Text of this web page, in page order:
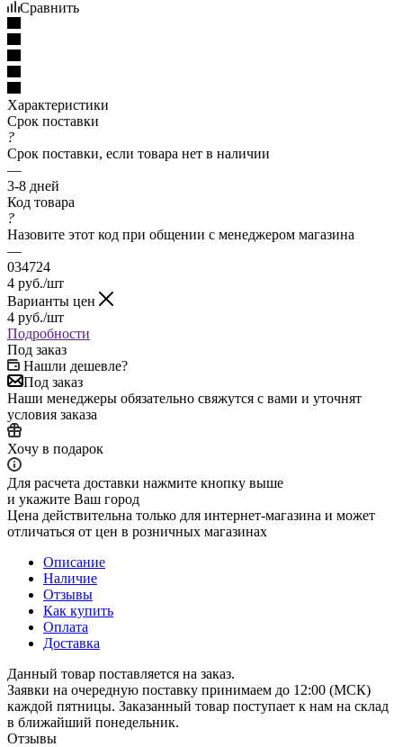
Сравнить
Характеристики
Срок поставки
?
Срок поставки, если товара нет в наличии
—
3-8 дней
Код товара
?
Назовите этот код при общении с менеджером магазина
—
034724
4 руб./шт
Варианты цен
4 руб./шт
Подробности
Под заказ
Нашли дешевле?
Под заказ
Наши менеджеры обязательно свяжутся с вами и уточнят
условия заказа
Хочу в подарок
Для расчета доставки нажмите кнопку выше
и укажите Ваш город
Цена действительна только для интернет-магазина и может
отличаться от цен в розничных магазинах
Описание
Наличие
Отзывы
Как купить
Оплата
Доставка
Данный товар поставляется на заказ.
Заявки на очередную поставку принимаем до 12:00 (МСК)
каждой пятницы. Заказанный товар поступает к нам на склад
в ближайший понедельник.
Отзывы